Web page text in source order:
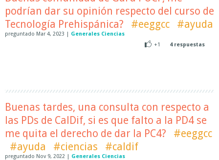
podrían dar su opinión respecto del curso de
Tecnología Prehispánica?
#eeggcc #ayuda
preguntado Mar 4, 2023 | Generales Ciencias
+1
4respuestas
Buenas tardes, una consulta con respecto a
las PDs de CalDif, si es que falto a la PD4 se
me quita el derecho de dar la PC4?
#eeggcc
#ayuda
#ciencias #caldif
preguntado Nov 9, 2022 | Generales Ciencias